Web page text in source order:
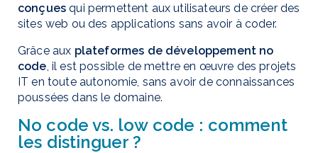
conçuesqui permettent aux utilisateurs de créer des
sites web ou des applications sans avoir à coder.
Grâce aux plateformes de développement no
code , il est possible de mettre en œuvre des projets
IT en toute autonomie, sans avoir de connaissances
poussées dans le domaine.
No code vs. low code : comment
les distinguer ?